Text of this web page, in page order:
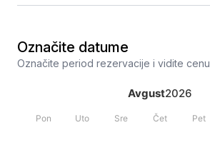
Označite datume
Označite period rezervacije i vidite cenu